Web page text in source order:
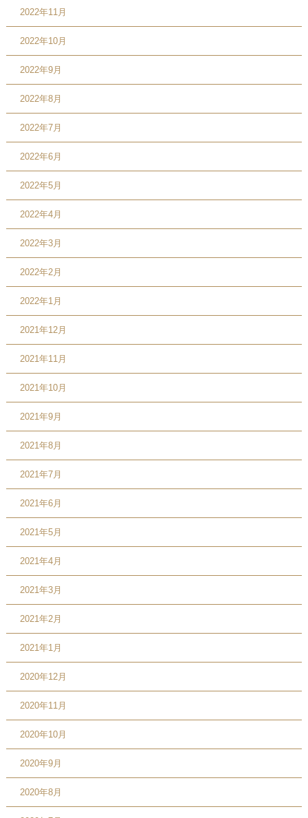
2022年11月
2022年10月
2022年9月
2022年8月
2022年7月
2022年6月
2022年5月
2022年4月
2022年3月
2022年2月
2022年1月
2021年12月
2021年11月
2021年10月
2021年9月
2021年8月
2021年7月
2021年6月
2021年5月
2021年4月
2021年3月
2021年2月
2021年1月
2020年12月
2020年11月
2020年10月
2020年9月
2020年8月